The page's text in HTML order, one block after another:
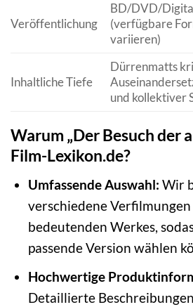
Veröffentlichung
BD/DVD/
(verfügbare
variieren)
Inhaltliche Tiefe
Dürrenmatts
und kollektiver
Warum „Der Besuch der
Film-Lexikon.de?
Umfassende Auswahl: Wir
verschiedene Verfilmungen
bedeutenden Werkes,
passende Version wählen
Hochwertige
Detaillierte